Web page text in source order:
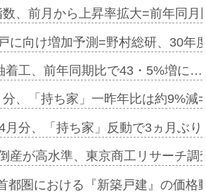
数、前月から上昇率拡大=前年同
に向け増加予測=野村総研、30年
着工、前年同期比で43・5%増に…
分、「持ち家」一昨年比は約9%
月分、「持ち家」反動で3ヵ月ぶ
産が高水準、東京商工リサーチ
都圏における『新築戸建』の価